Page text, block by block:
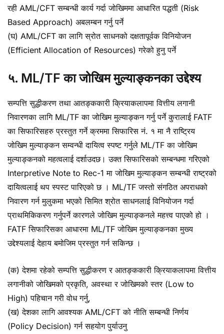
रही AML/CFT सम्बन्धी कार्य गर्दा जोखिममा आधारित पद्धती (Risk
Based Approach) अबलम्बन गर्नु पर्ने
(घ) AML/CFT का लागि स्रोत साधनको दक्षतापूर्वक विनियोजन
(Efficient Allocation of Resources) गरेको हुनु पर्ने
५. ML/TF का जोखिम मुल्याङ्कनका उद्देश्य
सम्पत्ति सुद्धीकरण तथा आतङ्ककारी क्रियाकलापमा वित्तीय लगानी
निवारणका लागि ML/TF का जोखिम मुल्याङ्कन गर्नु पर्ने कुरालाई FATF
का सिफारिसहरु प्रस्तुत गर्ने क्रममा सिफारिस नं. १ मा नै राष्ट्रिय
जोखिम मुल्याङ्कन सम्वन्धी दायित्व स्पष्ट गर्नुले ML/TF का जोखिम
मुल्याङ्कनको महत्वलाई दर्शाउदछ। उक्त सिफारिसको सम्बन्धमा गरिएको
Interpretive Note to Rec-1 मा जोखिम मुल्याङ्कन सम्बन्धी राष्ट्रको
दायित्वलाई थप स्पस्ट पारिएको छ । ML/TF जस्तो संगठित अपराधको
निवारण गर्न मुलुकमा भएको सिमित श्रोत साधनलाई विनियोजन गर्दा
प्राथमिकिकरण गर्नुपर्ने कारणले जोखिम मुल्याङ्कनले महत्त्व पाएको हो ।
FATF सिफारिसका आधारमा ML/TF जोखिम मुल्याङ्कनका मुख्य
उद्देश्यलाई देहाय बमोजिम प्रस्तुत गर्न सकिन्छ ।
(क) देशमा रहेको सम्पत्ति सुद्धीकरण र आतङ्ककारी क्रियाकलापमा वित्तीय
लगानीको जोखिमको प्रकृति, अवस्था र जोखिमको स्तर (Low to
High) पहिचान गरी वोध गर्नु,
(ख) देशका लागि आवश्यक AML/CFT को नीति सम्बन्धी निर्णय
(Policy Decision) गर्न सहयोग पुर्याउनु